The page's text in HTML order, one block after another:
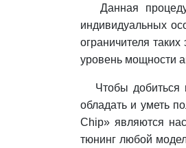
Данная
индивидуальных
ограничителя
уровень мощности
Чтобы добиться
обладать и уметь
Chip» являются
тюнинг любой